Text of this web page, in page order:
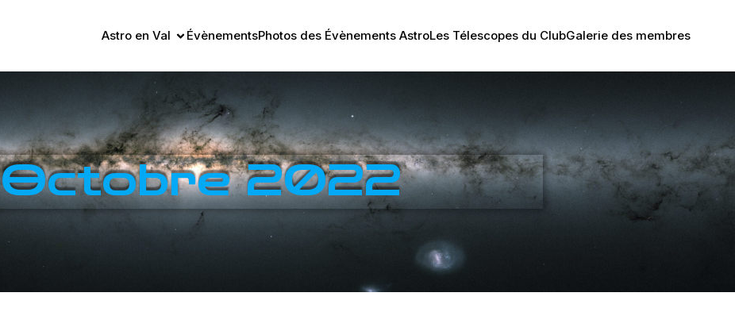
Astro en Val ÉvènementsPhotos des Évènements AstroLes Télescopes du ClubGalerie des membres
Octobre 2022